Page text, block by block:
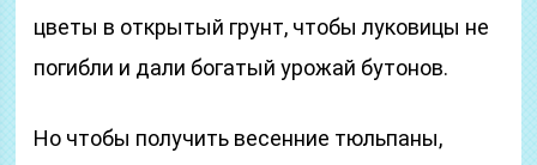
цветы в открытый грунт, чтобы луковицы не
погибли и дали богатый урожай бутонов.
Но чтобы получить весенние тюльпаны,